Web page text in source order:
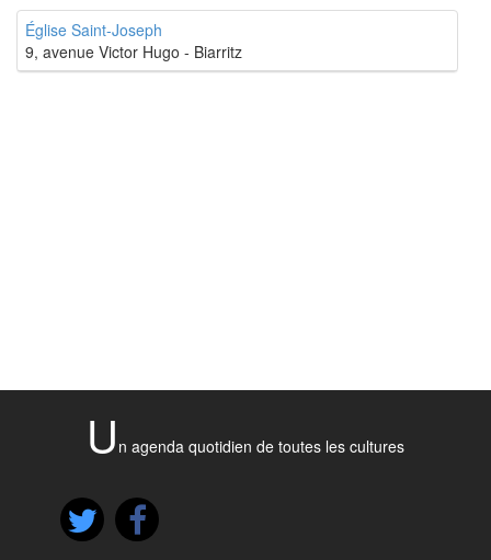
Église Saint-Joseph
9, avenue Victor Hugo - Biarritz
U n agenda quotidien de toutes les cultures